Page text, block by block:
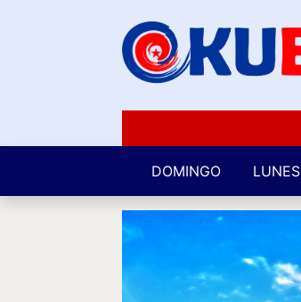
DOMINGO LUNES